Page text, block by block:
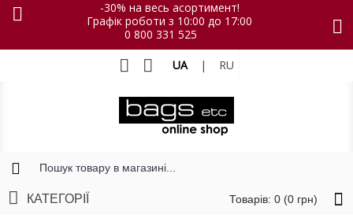
-30% на весь асортимент!
Графік роботи з 10:00 до 17:00
0 800 331 525
UA | RU
Товарів: 0 (0 грн)
КАТЕГОРІЇ